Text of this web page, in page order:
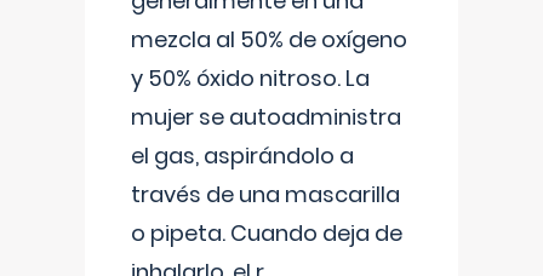
mezcla al 50% de oxígeno
y 50% óxido nitroso. La
mujer se autoadministra
el gas, aspirándolo a
través de una mascarilla
o pipeta. Cuando deja de